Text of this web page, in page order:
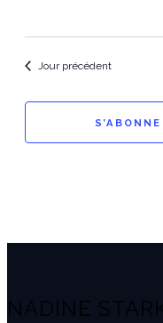
Jour précédent
NADINE